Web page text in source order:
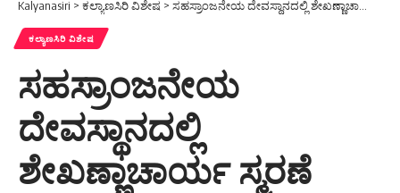
Kalyanasiri > ಕಲ್ಯಾಣಸಿರಿ ವಿಶೇಷ > ಸಹಸ್ರಾಂಜನೇಯ ದೇವಸ್ಥಾನದಲ್ಲಿ ಶೇಖಣ್ಣಾಚಾರ್ಯ ಸ್ಮರಣೆ
ಕಲ್ಯಾಣಸಿರಿ ವಿಶೇಷ
ಸಹಸ್ರಾಂಜನೇಯ
ದೇವಸ್ಥಾನದಲ್ಲಿ
ಶೇಖಣ್ಣಾಚಾರ್ಯ ಸ್ಮರಣೆ